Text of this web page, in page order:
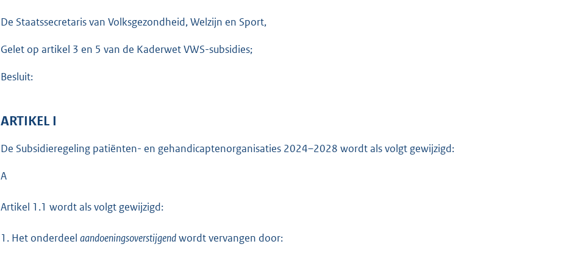
8
De Staatssecretaris van Volksgezondheid, Welzijn en Sport,
Gelet op artikel 3 en 5 van de Kaderwet VWS-subsidies;
Besluit:
ARTIKEL I
De Subsidieregeling patiënten- en gehandicaptenorganisaties 2024–2028 wordt als volgt gewijzigd:
A
Artikel 1.1 wordt als volgt gewijzigd:
1. Het onderdeel aandoeningsoverstijgendwordt vervangen door: